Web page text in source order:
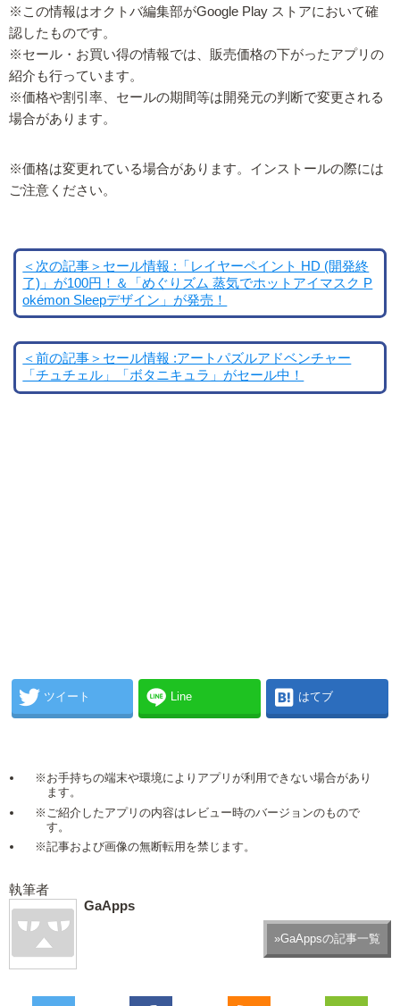
※この情報はオクトバ編集部がGoogle Play ストアにおいて確
認したものです。
※セール・お買い得の情報では、販売価格の下がったアプリの
紹介も行っています。
※価格や割引率、セールの期間等は開発元の判断で変更される
場合があります。
※価格は変更れている場合があります。インストールの際には
ご注意ください。
＜次の記事＞セール情報 :「レイヤーペイント HD (開発終
了)」が100円！＆「めぐりズム 蒸気でホットアイマスク P
okémon Sleepデザイン」が発売！
＜前の記事＞セール情報 :アートパズルアドベンチャー
「チュチェル」「ボタニキュラ」がセール中！
ツイート Line はてブ
※お手持ちの端末や環境によりアプリが利用できない場合があり
ます。
※ご紹介したアプリの内容はレビュー時のバージョンのもので
す。
※記事および画像の無断転用を禁じます。
執筆者
GaApps
»GaAppsの記事一覧